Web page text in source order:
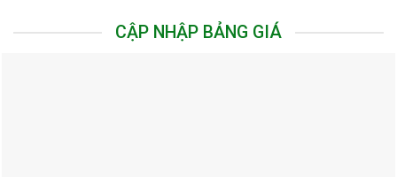
CẬP NHẬP BẢNG GIÁ